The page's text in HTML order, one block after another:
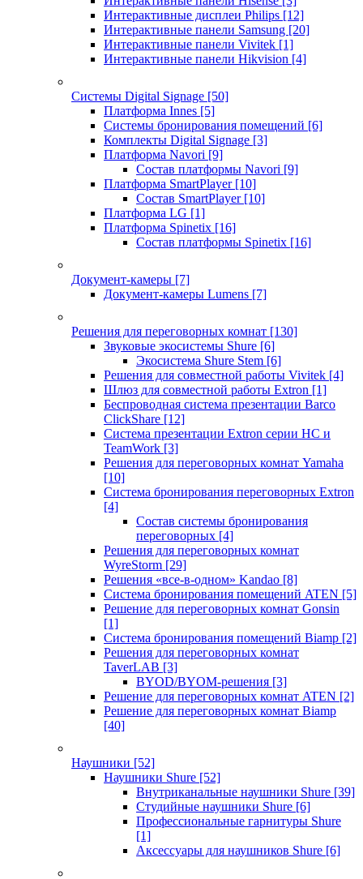
Интерактивные дисплеи Philips [12]
Интерактивные панели Samsung [20]
Интерактивные панели Vivitek [1]
Интерактивные панели Hikvision [4]
Системы Digital Signage [50]
Платформа Innes [5]
Системы бронирования помещений [6]
Комплекты Digital Signage [3]
Платформа Navori [9]
Состав платформы Navori [9]
Платформа SmartPlayer [10]
Состав SmartPlayer [10]
Платформа LG [1]
Платформа Spinetix [16]
Состав платформы Spinetix [16]
Документ-камеры [7]
Документ-камеры Lumens [7]
Решения для переговорных комнат [130]
Звуковые экосистемы Shure [6]
Экосистема Shure Stem [6]
Решения для совместной работы Vivitek [4]
Шлюз для совместной работы Extron [1]
Беспроводная система презентации Barco
ClickShare [12]
Система презентации Extron серии HC и
TeamWork [3]
Решения для переговорных комнат Yamaha
[10]
Система бронирования переговорных Extron
[4]
Состав системы бронирования
переговорных [4]
Решения для переговорных комнат
WyreStorm [29]
Решения «все-в-одном» Kandao [8]
Система бронирования помещений ATEN [5]
Решение для переговорных комнат Gonsin
[1]
Система бронирования помещений Biamp [2]
Решения для переговорных комнат
TaverLAB [3]
BYOD/BYOM-решения [3]
Решение для переговорных комнат ATEN [2]
Решение для переговорных комнат Biamp
[40]
Наушники [52]
Наушники Shure [52]
Внутриканальные наушники Shure [39]
Студийные наушники Shure [6]
Профессиональные гарнитуры Shure
[1]
Аксессуары для наушников Shure [6]